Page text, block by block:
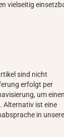
vielseitig
sind nicht
erfolgt per
um einen
Alternativ ist eine
in